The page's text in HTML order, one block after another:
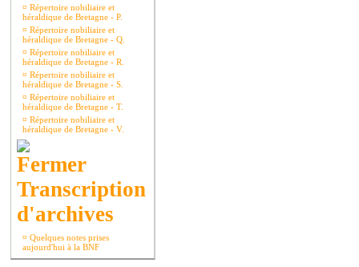
¤ Répertoire nobiliaire et
héraldique de Bretagne - P.
¤ Répertoire nobiliaire et
héraldique de Bretagne - Q.
¤ Répertoire nobiliaire et
héraldique de Bretagne - R.
¤ Répertoire nobiliaire et
héraldique de Bretagne - S.
¤ Répertoire nobiliaire et
héraldique de Bretagne - T.
¤ Répertoire nobiliaire et
héraldique de Bretagne - V.
Transcription
d'archives
¤ Quelques notes prises
aujourd'hui à la BNF